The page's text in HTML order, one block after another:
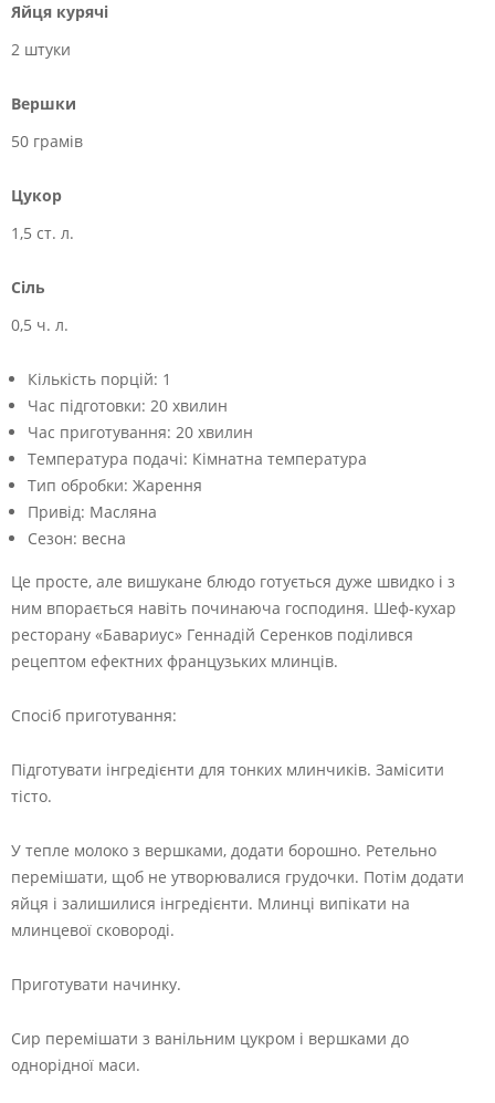
Яйця курячі
2 штуки
Вершки
50 грамів
Цукор
1,5 ст. л.
Сіль
0,5 ч. л.
Кількість порцій: 1
Час підготовки: 20 хвилин
Час приготування: 20 хвилин
Температура подачі: Кімнатна температура
Тип обробки: Жарення
Привід: Масляна
Сезон: весна
Це просте, але вишукане блюдо готується дуже швидко і з
ним впорається навіть починаюча господиня. Шеф-кухар
ресторану «Бавариус» Геннадій Серенков поділився
рецептом ефектних французьких млинців.
Спосіб приготування:
Підготувати інгредієнти для тонких млинчиків. Замісити
тісто.
У тепле молоко з вершками, додати борошно. Ретельно
перемішати, щоб не утворювалися грудочки. Потім додати
яйця і залишилися інгредієнти. Млинці випікати на
млинцевої сковороді.
Приготувати начинку.
Сир перемішати з ванільним цукром і вершками до
однорідної маси.